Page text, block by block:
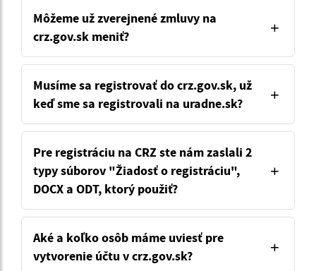
Môžeme už zverejnené zmluvy na
crz.gov.sk meniť?
Musíme sa registrovať do crz.gov.sk, už
keď sme sa registrovali na uradne.sk?
Pre registráciu na CRZ ste nám zaslali 2
typy súborov "Žiadosť o registráciu",
DOCX a ODT, ktorý použiť?
Aké a koľko osôb máme uviesť pre
vytvorenie účtu v crz.gov.sk?